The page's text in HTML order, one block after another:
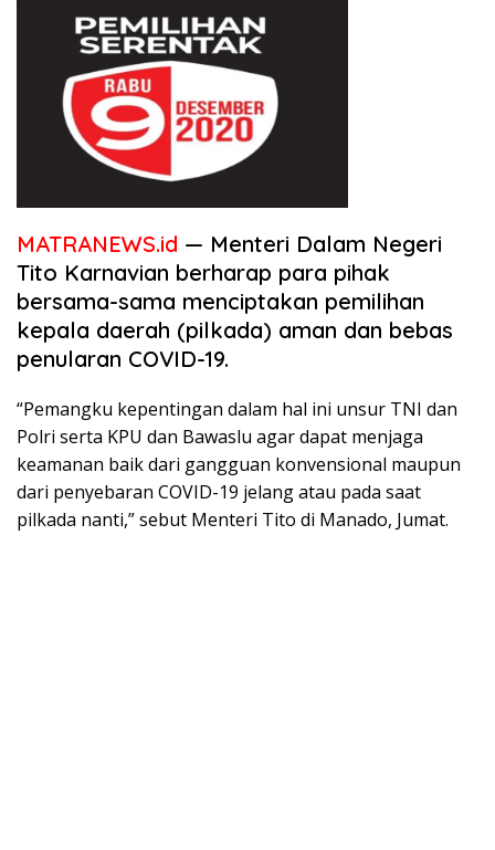
MATRANEWS.id — Menteri Dalam Negeri
Tito Karnavian berharap para pihak
bersama-sama menciptakan pemilihan
kepala daerah (pilkada) aman dan bebas
penularan COVID-19.
“Pemangku kepentingan dalam hal ini unsur TNI dan
Polri serta KPU dan Bawaslu agar dapat menjaga
keamanan baik dari gangguan konvensional maupun
dari penyebaran COVID-19 jelang atau pada saat
pilkada nanti,” sebut Menteri Tito di Manado, Jumat.